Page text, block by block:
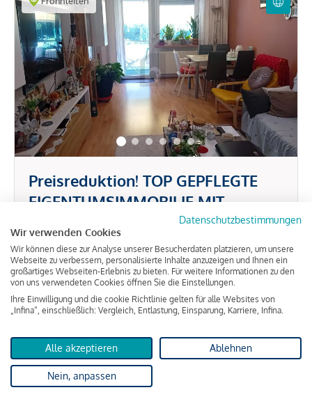
Preisreduktion! TOP GEPFLEGTE
EIGENTUMSIMMOBILIE MIT
LOGGIA UND HERVORRAGENDER
WÄRMEDÄMMUNG
ca. 67,00 m² Wohnfläche
120.000 €
Graz
Datenschutzbestimmungen
Wir verwenden Cookies
Wir können diese zur Analyse unserer Besucherdaten platzieren, um unsere
Webseite zu verbessern, personalisierte Inhalte anzuzeigen und Ihnen ein
großartiges Webseiten-Erlebnis zu bieten. Für weitere Informationen zu den
von uns verwendeten Cookies öffnen Sie die Einstellungen.
Ihre Einwilligung und die cookie Richtlinie gelten für alle Websites von
„Infina“, einschließlich: Vergleich, Entlastung, Einsparung, Karriere, Infina.
Alle akzeptieren Ablehnen
Nein, anpassen